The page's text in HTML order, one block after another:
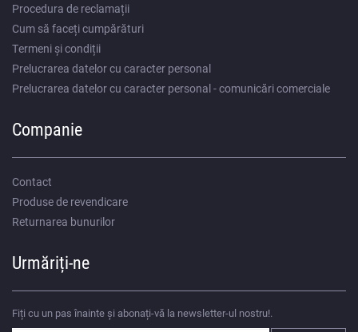
Procedura de reclamații
Cum să faceți cumpărături
Termeni și condiții
Prelucrarea datelor cu caracter personal
Prelucrarea datelor cu caracter personal - comunicări comerciale
Companie
Contact
Produse de revendicare
Returnarea bunurilor
Urmăriți-ne
Fiți cu un pas înainte și abonați-vă la newsletter-ul nostru!.